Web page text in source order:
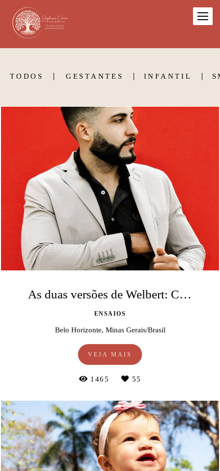
TODOS GESTANTES INFANTIL
As duas versões de Welbert: Casual e Corporativa
ENSAIOS
Belo Horizonte, Minas Gerais/Brasil
VEJA MAIS
1465 55